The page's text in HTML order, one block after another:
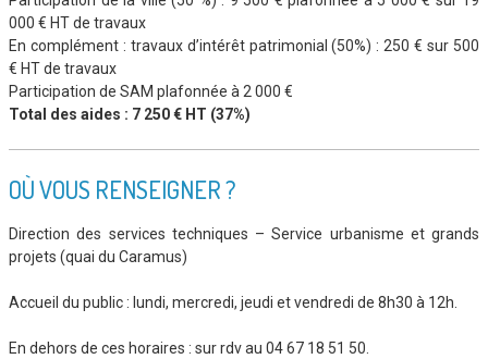
000 € HT de travaux
En complément : travaux d’intérêt patrimonial (50%) : 250 € sur 500
€ HT de travaux
Participation de SAM plafonnée à 2 000 €
Total des aides : 7 250 € HT (37%)
OÙ VOUS RENSEIGNER ?
Direction des services techniques – Service urbanisme et grands
projets (quai du Caramus)
Accueil du public : lundi, mercredi, jeudi et vendredi de 8h30 à 12h.
En dehors de ces horaires : sur rdv au 04 67 18 51 50.